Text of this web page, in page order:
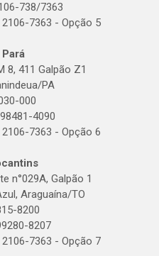
738/7363
7363 - Opção 5
Pará
8, 411 Galpão Z1
PA
000
4090
7363 - Opção 6
n°029A, Galpão 1
Araguaína/TO
8200
8207
7363 - Opção 7